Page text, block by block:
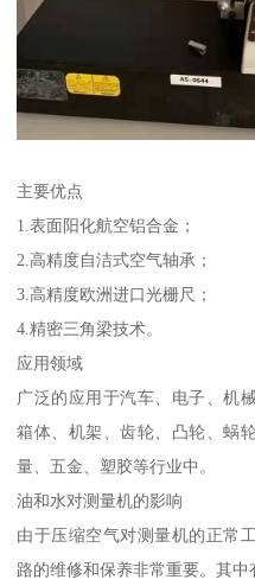
主要优点
1.表面阳化航空铝合金；
2.高精度自洁式空气轴承；
3.高精度欧洲进口光栅尺；
4.精密三角梁技术。
应用领域
广泛的应用于汽车、电子、机
箱体、机架、齿轮、凸轮、蜗
量、五金、塑胶等行业中。
油和水对测量机的影响
由于压缩空气对测量机的正常
路的维修和保养非常重要。其中